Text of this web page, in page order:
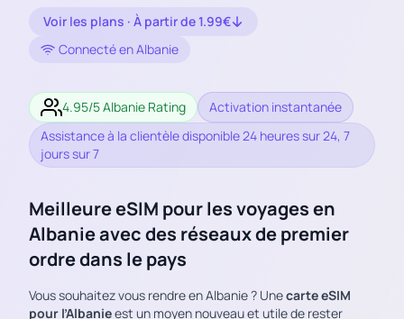
Voir les plans · À partir de 1.99€
Connecté en Albanie
4.95/5 Albanie Rating
Activation instantanée
Assistance à la clientèle disponible 24 heures sur 24, 7
jours sur 7
Meilleure eSIM pour les voyages en
Albanie avec des réseaux de premier
ordre dans le pays
Vous souhaitez vous rendre en Albanie ? Unecarte eSIM
pour l’Albanieest un moyen nouveau et utile de rester